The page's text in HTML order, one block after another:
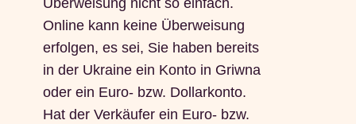
Überweisung nicht so einfach.
Online kann keine Überweisung
erfolgen, es sei, Sie haben bereits
in der Ukraine ein Konto in Griwna
oder ein Euro- bzw. Dollarkonto.
Hat der Verkäufer ein Euro- bzw.